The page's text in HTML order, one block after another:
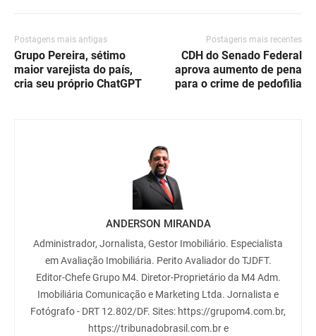
Postagens mais antigas
Grupo Pereira, sétimo
maior varejista do país,
cria seu próprio ChatGPT
Postagens mais recentes
CDH do Senado Federal
aprova aumento de pena
para o crime de pedofilia
ANDERSON MIRANDA
Administrador, Jornalista, Gestor Imobiliário. Especialista
em Avaliação Imobiliária. Perito Avaliador do TJDFT.
Editor-Chefe Grupo M4. Diretor-Proprietário da M4 Adm.
Imobiliária Comunicação e Marketing Ltda. Jornalista e
Fotógrafo - DRT 12.802/DF. Sites: https://grupom4.com.br,
https://tribunadobrasil.com.br e